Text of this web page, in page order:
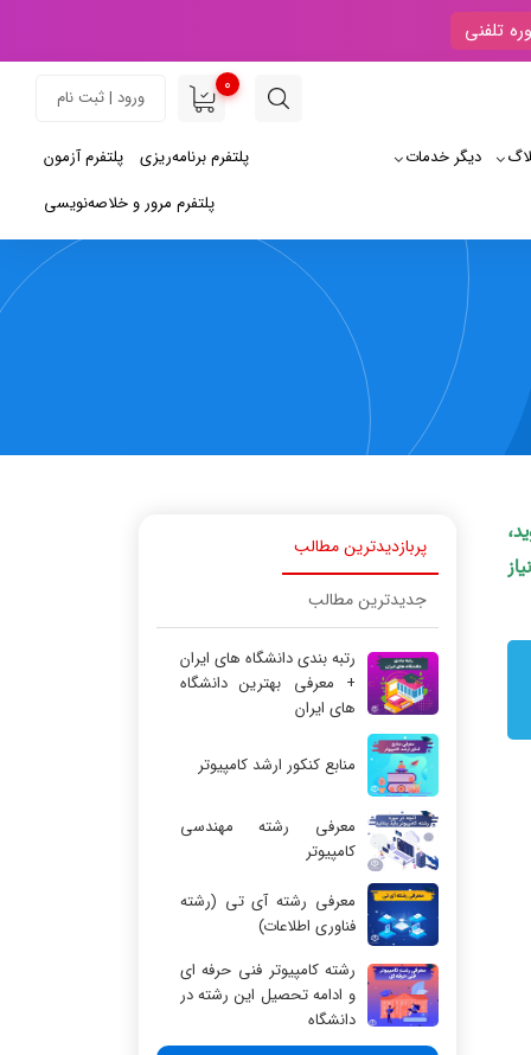
تلفنی
0
ورود | ثبت نام
دیگر خدمات پلتفرم آزمون
پلتفرم برنامه‌ریزی
پلتفرم مرور و خلاصه‌نویسی
پربازدیدترین مطالب
جدیدترین مطالب
رتبه بندی دانشگاه های ایران
+ معرفی بهترین دانشگاه
های ایران
منابع کنکور ارشد کامپیوتر
معرفی رشته مهندسی
کامپیوتر
معرفی رشته آی تی (رشته
فناوری اطلاعات)
رشته کامپیوتر فنی حرفه ای
و ادامه تحصیل این رشته در
دانشگاه